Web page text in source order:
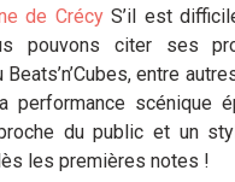
de CrécyS’il est
pouvons citer ses
entre
performance scénique
du public et un
les premières notes !